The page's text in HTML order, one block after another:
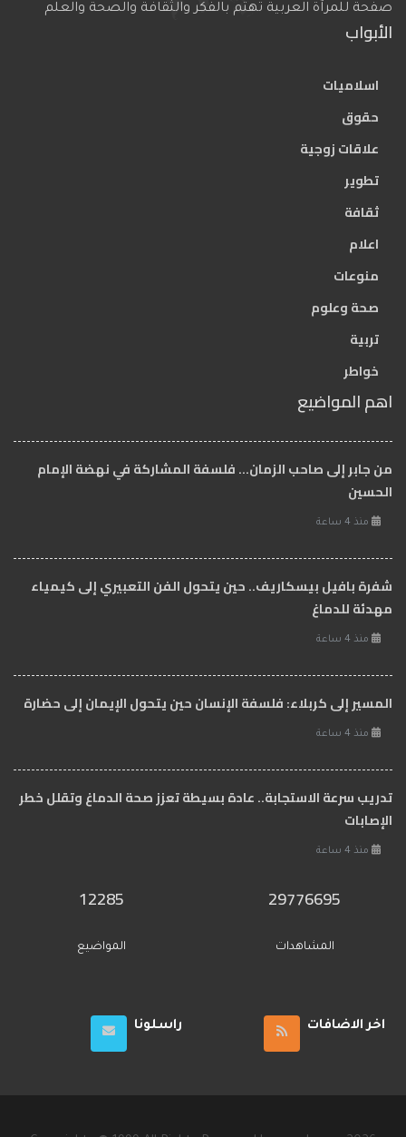
صفحة للمرآة العربية تهتم بالفكر والثقافة والصحة والعلم
الأبواب
اسلاميات
حقوق
علاقات زوجية
تطوير
ثقافة
اعلام
منوعات
صحة وعلوم
تربية
خواطر
اهم المواضيع
من جابر إلى صاحب الزمان… فلسفة المشاركة في نهضة الإمام
الحسين
منذ 4 ساعة
شفرة بافيل بيسكاريف.. حين يتحول الفن التعبيري إلى كيمياء
مهدئة للدماغ
منذ 4 ساعة
المسير إلى كربلاء: فلسفة الإنسان حين يتحول الإيمان إلى حضارة
منذ 4 ساعة
تدريب سرعة الاستجابة.. عادة بسيطة تعزز صحة الدماغ وتقلل خطر
الإصابات
منذ 4 ساعة
29776695
المشاهدات
12285
المواضيع
اخر الاضافات راسلونا